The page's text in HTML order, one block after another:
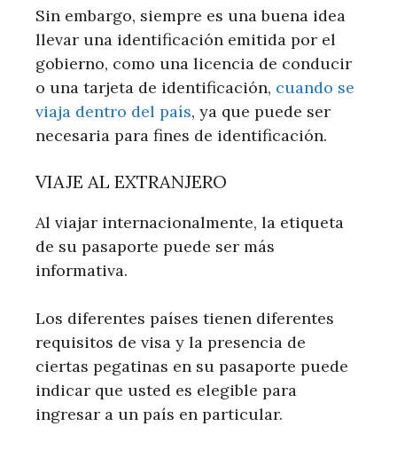
Sin embargo, siempre es una buena idea
llevar una identificación emitida por el
gobierno, como una licencia de conducir
o una tarjeta de identificación, cuando se
viaja dentro del país, ya que puede ser
necesaria para fines de identificación.
VIAJE AL EXTRANJERO
Al viajar internacionalmente, la etiqueta
de su pasaporte puede ser más
informativa.
Los diferentes países tienen diferentes
requisitos de visa y la presencia de
ciertas pegatinas en su pasaporte puede
indicar que usted es elegible para
ingresar a un país en particular.